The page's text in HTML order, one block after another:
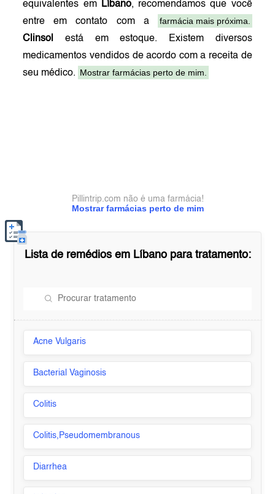
equivalentes em Líbano, recomendamos que você
entre em contato com a
farmácia mais próxima.
Clinsol
está em estoque. Existem diversos
medicamentos vendidos de acordo com a receita de
seu médico. Mostrar farmácias perto de mim.
Mostrar farmácias perto de mim
Pillintrip.com não é uma farmácia!
Lista de remédios em Líbanopara tratamento:
Acne Vulgaris
Bacterial Vaginosis
Colitis
Colitis,Pseudomembranous
Diarrhea